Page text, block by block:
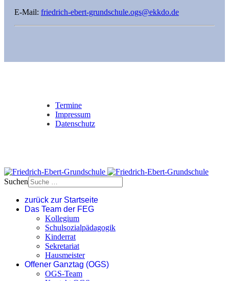
E-Mail: friedrich-ebert-grundschule.ogs@ekkdo.de
Termine
Impressum
Datenschutz
Suchen
zurück zur Startseite
Das Team der FEG
Kollegium
Schulsozialpädagogik
Kinderrat
Sekretariat
Hausmeister
Offener Ganztag (OGS)
OGS-Team